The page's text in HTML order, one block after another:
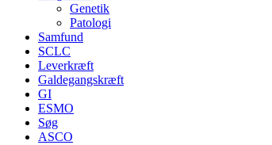
Genetik
Patologi
Samfund
SCLC
Leverkræft
Galdegangskræft
GI
ESMO
Søg
ASCO